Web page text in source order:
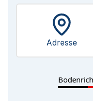
Adresse